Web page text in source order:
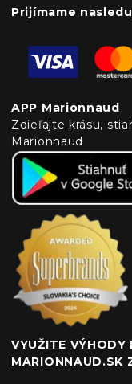
Prijímame
APP Marionnaud
Zdieľajte krásu,
Marionnaud
VYUŽITE VÝHODY
MARIONNAUD.SK